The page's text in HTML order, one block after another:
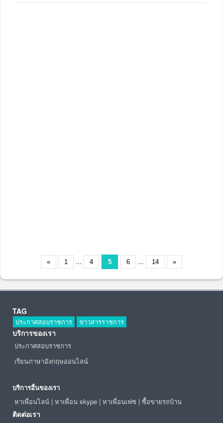
« 1 ... 4 5 6 ... 14 »
TAG
ประกาศสอบราชการ ข่าวสารราชการ
บริการของเรา
ประกาศสอบราชการ
เรียนภาษาอังกฤษออนไลน์
บริการอื่นของเรา
หาเพื่อนไลน์ | หาเพื่อน skype | หาเพื่อนเฟซ | ซื้อขายรถบ้าน
ติดต่อเรา